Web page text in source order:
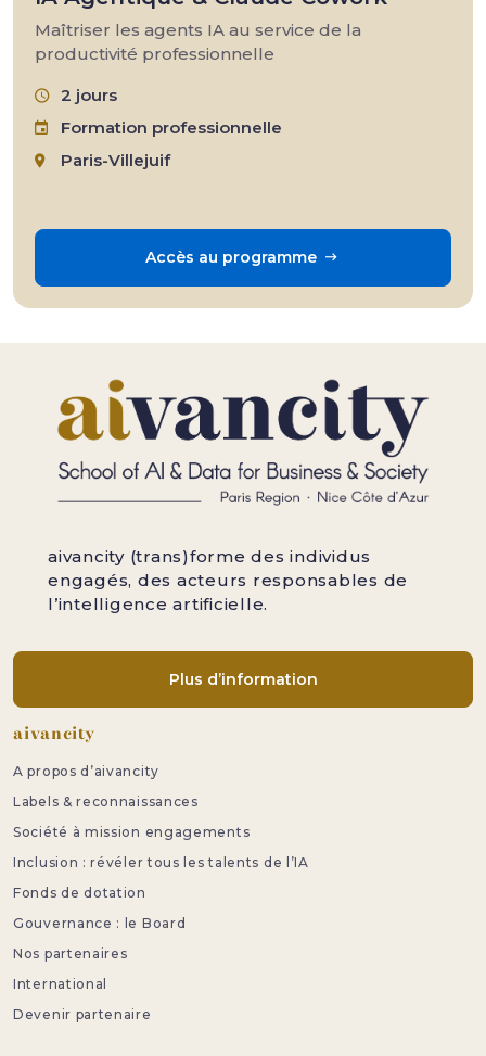
Maîtriser les agents IA au service de la
productivité professionnelle
2 jours
Formation professionnelle
Paris-Villejuif
Accès au programme
aivancity (trans)forme des individus
engagés, des acteurs responsables de
l’intelligence artificielle.
Plus d’information
Pied de page
aivancity
A propos d’aivancity
Labels & reconnaissances
Société à mission engagements
Inclusion : révéler tous les talents de l’IA
Fonds de dotation
Gouvernance : le Board
Nos partenaires
International
Devenir partenaire